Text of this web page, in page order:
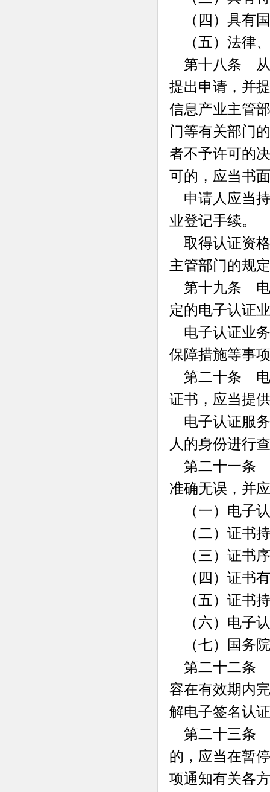
（四）具有
（五）法律
第十八条 从
提出申请，并
信息产业主管
门等有关部门
者不予许可的
可的，应当书
申请人应当
业登记手续。
取得认证资
主管部门的规
第十九条 电
定的电子认证
电子认证业
保障措施等事
第二十条 电
证书，应当提
电子认证服
人的身份进行
第二十一条
准确无误，并
（一）电子
（二）证书
（三）证书
（四）证书
（五）证书
（六）电子
（七）国务
第二十二条
容在有效期内
解电子签名认
第二十三条
的，应当在暂
项通知有关各